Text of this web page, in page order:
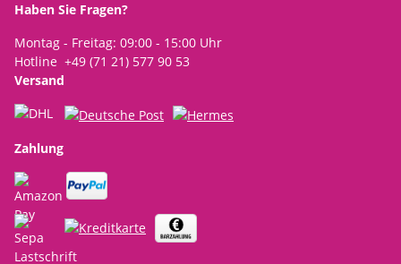
Haben Sie Fragen?
Montag - Freitag: 09:00 - 15:00 Uhr
Hotline +49 (71 21) 577 90 53
Versand
Zahlung